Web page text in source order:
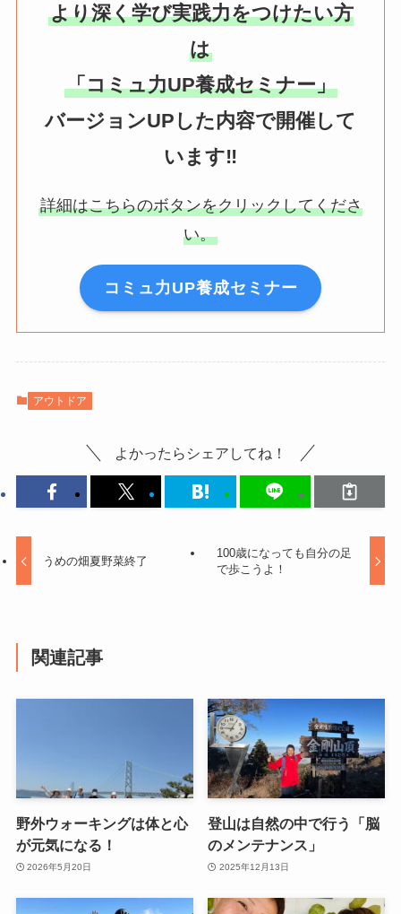
より深く学び実践力をつけたい方
は
「コミュ力UP養成セミナー」
バージョンUPした内容で開催して
います‼️
詳細はこちらのボタンをクリックしてくださ
い。
コミュ力UP養成セミナー
アウトドア
よかったらシェアしてね！
うめの畑夏野菜終了
100歳になっても自分の足
で歩こうよ！
関連記事
野外ウォーキングは体と心
が元気になる！
2026年5月20日
登山は自然の中で行う「脳
のメンテナンス」
2025年12月13日